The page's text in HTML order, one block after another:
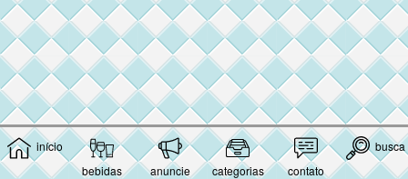
início
bebidas
anuncie categorias contato
busca